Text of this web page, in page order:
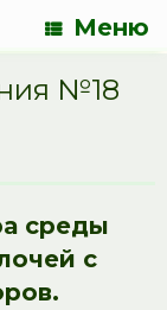
Меню
№18
среды
с